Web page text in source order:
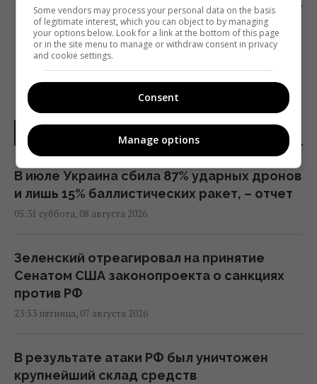
ТЕМНАЯ СТОРОНА ИНТЕРНЕТА НА
БЕРЛИНАЛЕ-2018
НОВОСТИ УКРАИНЫ
В июле Украина сбила 87% ударных дронов
и лишь 15% баллистических ракет, – отчет
05:31 суббота, 08 августа 2026
Зеленский отреагировал на принятие
Сенатом США законопроекта о санкциях
против РФ
23:53 пятница, 07 августа 2026
В результате атаки РФ был уничтожен
крупнейший склад средств
Some vendors may process your personal data on the basis
of legitimate interest, which you can object to by managing
your options below. Look for a link at the bottom of this page
or in the site menu to manage or withdraw consent in privacy
and cookie settings.
Consent
Manage options